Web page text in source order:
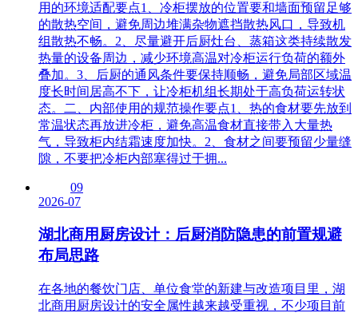
用的环境适配要点1、冷柜摆放的位置要和墙面预留足够
的散热空间，避免周边堆满杂物遮挡散热风口，导致机
组散热不畅。2、尽量避开后厨灶台、蒸箱这类持续散发
热量的设备周边，减少环境高温对冷柜运行负荷的额外
叠加。3、后厨的通风条件要保持顺畅，避免局部区域温
度长时间居高不下，让冷柜机组长期处于高负荷运转状
态。二、内部使用的规范操作要点1、热的食材要先放到
常温状态再放进冷柜，避免高温食材直接带入大量热
气，导致柜内结霜速度加快。2、食材之间要预留少量缝
隙，不要把冷柜内部塞得过于拥...
09
2026-07
湖北商用厨房设计：后厨消防隐患的前置规避
布局思路
在各地的餐饮门店、单位食堂的新建与改造项目里，湖
北商用厨房设计的安全属性越来越受重视，不少项目前